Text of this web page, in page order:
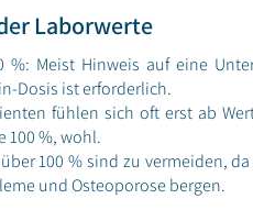
Laborwerte
%: Meist Hinweis auf eine
Dosis ist erforderlich.
fühlen sich oft erst ab
100 %, wohl.
100 % sind zu vermeiden,
und Osteoporose bergen.